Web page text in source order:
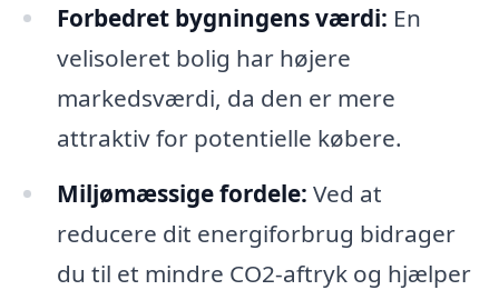
Forbedret bygningens værdi: En
velisoleret bolig har højere
markedsværdi, da den er mere
attraktiv for potentielle købere.
Miljømæssige fordele: Ved at
reducere dit energiforbrug bidrager
du til et mindre CO2-aftryk og hjælper